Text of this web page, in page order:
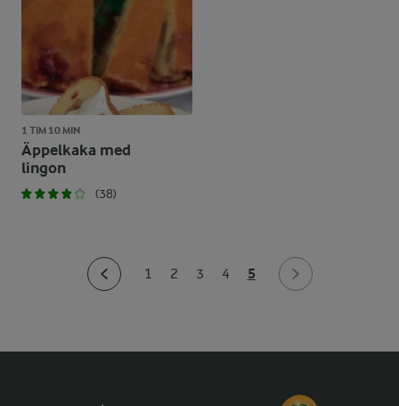
1 TIM 10 MIN
Äppelkaka med
lingon
(38)
1 2 3 4 5